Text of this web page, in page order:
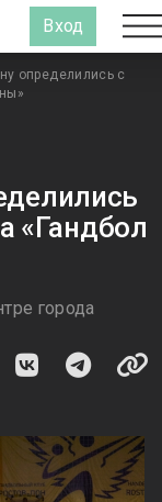
Вход
определились с
«Гандбол
города